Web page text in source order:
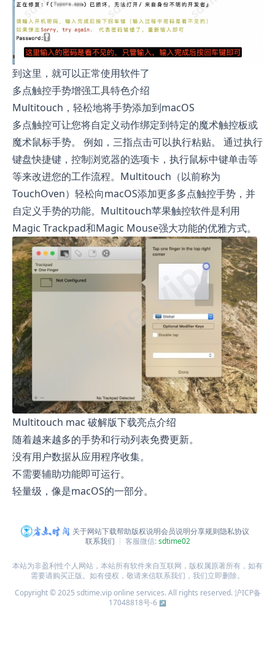
到这里，就可以正常使用软件了
多点触控手势增强工具特色介绍
Multitouch，轻松地将手势添加到macOS
多点触控可让您将自定义动作绑定到特定的魔术触控板或
魔术鼠标手势。 例如，三指点击可以执行粘贴。 通过执行
键盘快捷键，控制浏览器的选项卡，执行鼠标中键单击等
等来改进您的工作流程。Multitouch（以前称为
TouchOven）轻松向macOS添加更多多点触控手势，并
自定义手势的功能。Multitouch苹果触控软件是利用
Magic Trackpad和Magic Mouse强大功能的优雅方式。
Multitouch mac 破解版下载亮点介绍
随着越来越多的手势和行动列表免费更新。
没有用户数据从应用程序收集。
不需要辅助功能即可运行。
轻量级，像是macOS的一部分。
关于网站下载帮助版权说明会员说明分享规则隐私协议
联系我们
客服微信:sdtime02
本站为非盈利性个人网站，本站所有软件来自互联网，版权属原著所有，如有
需要请购买正版。如有侵权，敬请来信联系我们，我们立即删除。
Copyright © 2025 sdtime.vip online services. All rights reserved.沪ICP备
17048818号-6